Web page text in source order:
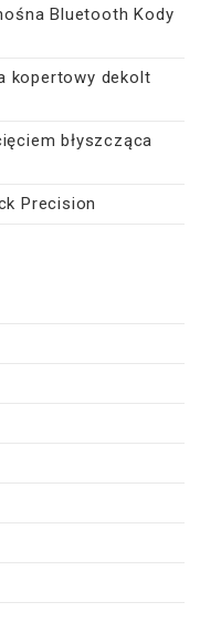
Bluetooth Kody
kopertowy dekolt
błyszcząca
Precision